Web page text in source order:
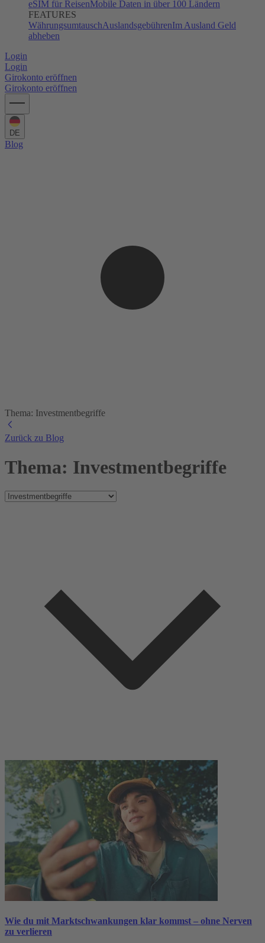
eSIM für ReisenMobile Daten in über 100 Ländern
FEATURES
WährungsumtauschAuslandsgebührenIm Ausland Geld
abheben
Login
Login
Girokonto eröffnen
Girokonto eröffnen
DE
Blog
Thema: Investmentbegriffe
Zurück zu Blog
Thema: Investmentbegriffe
Wie du mit Marktschwankungen klar kommst – ohne Nerven
zu verlieren